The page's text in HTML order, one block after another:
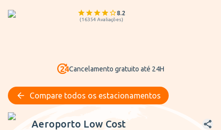
8.2
(16354 Avaliações)
Cancelamento gratuito até 24H
Compare todos os estacionamentos
Aeroporto Low Cost
Aeroporto Low Cost